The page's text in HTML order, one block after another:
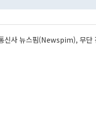
신사 뉴스핌(Newspim), 무단